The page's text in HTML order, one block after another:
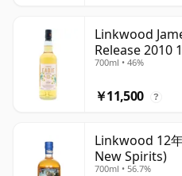
Linkwood
Release 2010
700ml • 46%
￥11,500 ?
Linkwood 12
New Spirits)
700ml • 56.7%